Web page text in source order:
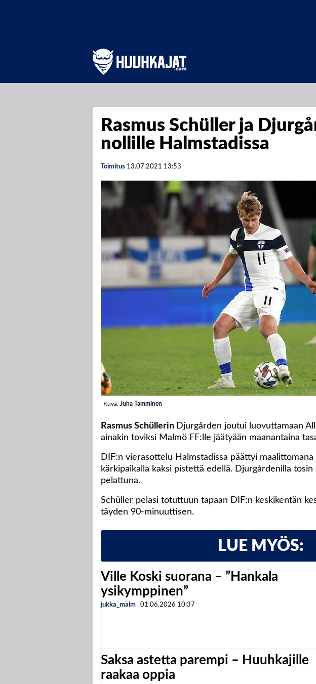
Rasmus Schüller ja
nollille Halmstadissa
Toimitus 13.07.2021 13:53
Kuva: Juha Tamminen
Rasmus Schüllerin Djurgården joutui luovuttamaan
ainakin toviksi Malmö FF:lle jäätyään maanantaina
DIF:n vierasottelu Halmstadissa päättyi
kärkipaikalla kaksi pistettä edellä. Djurgårdenilla
pelattuna.
Schüller pelasi totuttuun tapaan DIF:n keskikentän
täyden 90-minuuttisen.
LUE MYÖS:
Ville Koski suorana – ”Hankala
ysikymppinen”
jukka_malm 01.06.2026 10:37
Saksa astetta parempi – Huuhkajille
raakaa oppia